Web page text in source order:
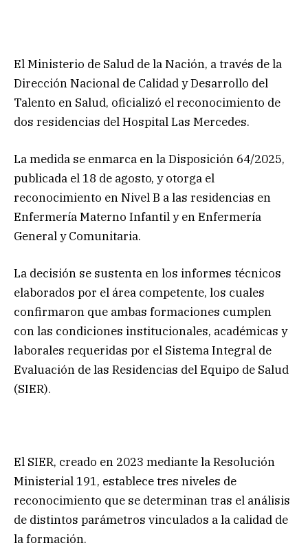
El Ministerio de Salud de la Nación, a través de la
Dirección Nacional de Calidad y Desarrollo del
Talento en Salud, oficializó el reconocimiento de
dos residencias del Hospital Las Mercedes.
La medida se enmarca en la Disposición 64/2025,
publicada el 18 de agosto, y otorga el
reconocimiento en Nivel B a las residencias en
Enfermería Materno Infantil y en Enfermería
General y Comunitaria.
La decisión se sustenta en los informes técnicos
elaborados por el área competente, los cuales
confirmaron que ambas formaciones cumplen
con las condiciones institucionales, académicas y
laborales requeridas por el Sistema Integral de
Evaluación de las Residencias del Equipo de Salud
(SIER).
El SIER, creado en 2023 mediante la Resolución
Ministerial 191, establece tres niveles de
reconocimiento que se determinan tras el análisis
de distintos parámetros vinculados a la calidad de
la formación.